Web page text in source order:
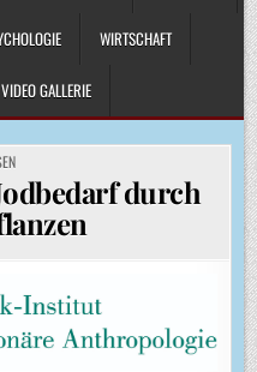
WIRTSCHAFT
VIDEO GALLERIE
durch